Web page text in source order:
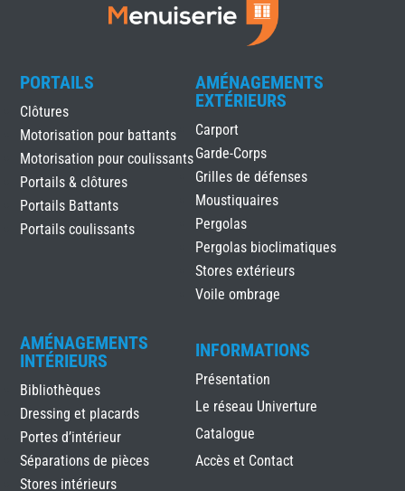
PORTAILS
Clôtures
Motorisation pour battants
Motorisation pour coulissants
Portails & clôtures
Portails Battants
Portails coulissants
AMÉNAGEMENTS
EXTÉRIEURS
Carport
Garde-Corps
Grilles de défenses
Moustiquaires
Pergolas
Pergolas bioclimatiques
Stores extérieurs
Voile ombrage
AMÉNAGEMENTS
INTÉRIEURS
Bibliothèques
Dressing et placards
Portes d’intérieur
Séparations de pièces
Stores intérieurs
INFORMATIONS
Présentation
Le réseau Univerture
Catalogue
Accès et Contact